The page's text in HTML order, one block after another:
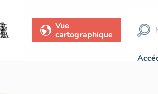
Vue
cartographique